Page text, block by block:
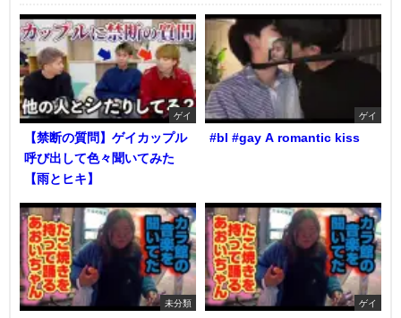
ゲイ
【禁断の質問】ゲイカップル
呼び出して色々聞いてみた
【雨とヒキ】
ゲイ
#bl #gay A romantic kiss
未分類 ゲイ